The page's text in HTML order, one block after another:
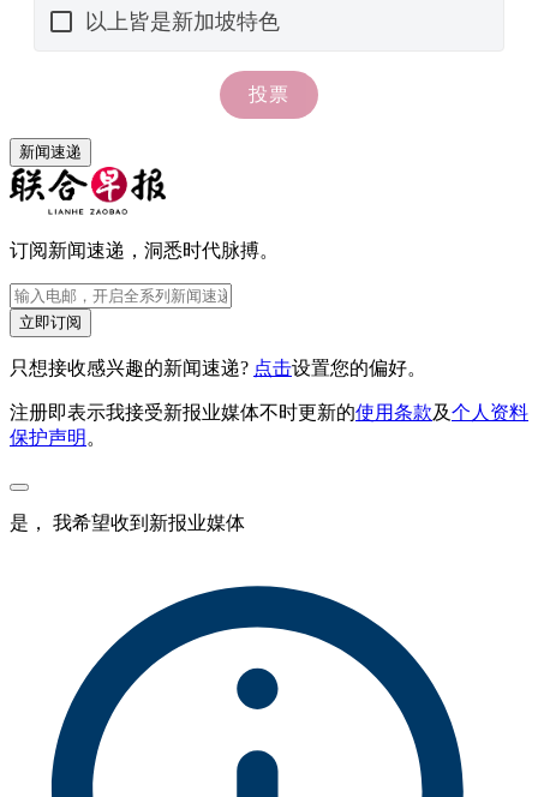
新闻速递
订阅新闻速递，洞悉时代脉搏。
立即订阅
只想接收感兴趣的新闻速递? 点击设置您的偏好。
注册即表示我接受新报业媒体不时更新的使用条款及个人资料
保护声明 。
是， 我希望收到新报业媒体